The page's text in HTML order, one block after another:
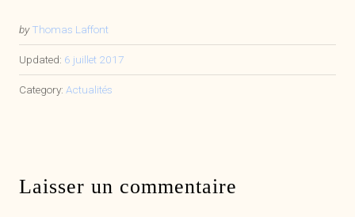
by Thomas Laffont
Updated: 6 juillet 2017
Category: Actualités
Laisser un commentaire